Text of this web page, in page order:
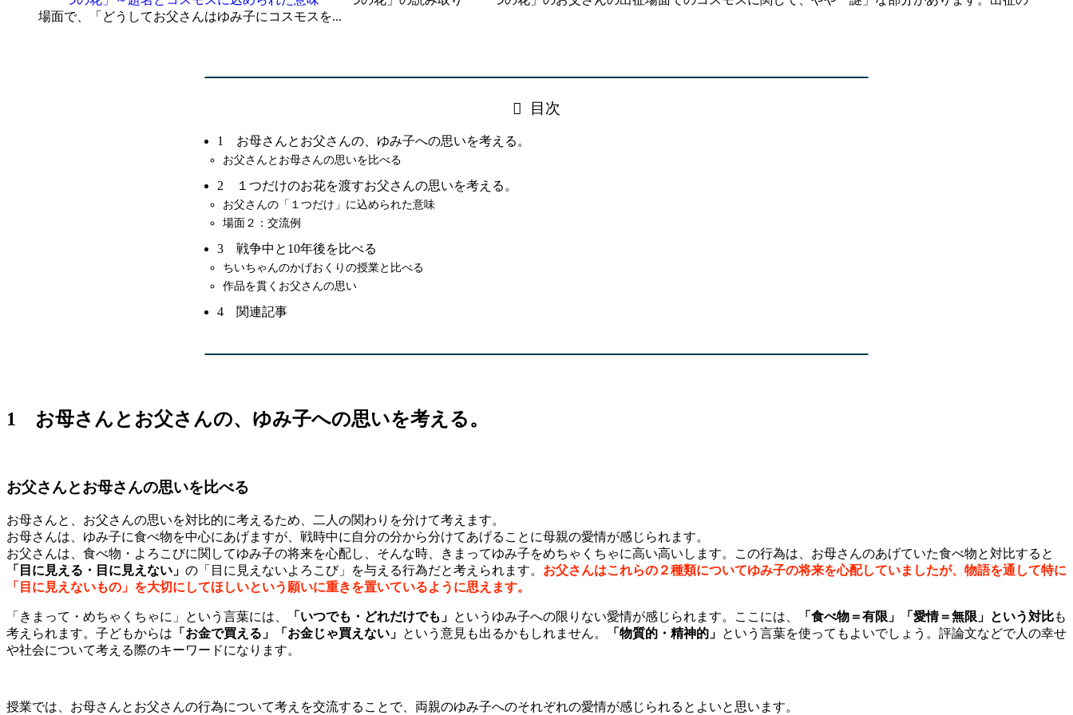
場面で、「どうしてお父さんはゆみ子にコスモスを...
目次
1 お母さんとお父さんの、ゆみ子への思いを考える。
お父さんとお母さんの思いを比べる
2 １つだけのお花を渡すお父さんの思いを考える。
お父さんの「１つだけ」に込められた意味
場面２：交流例
3 戦争中と10年後を比べる
ちいちゃんのかげおくりの授業と比べる
作品を貫くお父さんの思い
4 関連記事
1 お母さんとお父さんの、ゆみ子への思いを考える。
お父さんとお母さんの思いを比べる
お母さんと、お父さんの思いを対比的に考えるため、二人の関わりを分けて考えます。
お母さんは、ゆみ子に食べ物を中心にあげますが、戦時中に自分の分から分けてあげることに母親の愛情が感じられます。
お父さんは、食べ物・よろこびに関してゆみ子の将来を心配し、そんな時、きまってゆみ子をめちゃくちゃに高い高いします。この行為は、お母さんのあげていた食べ物と対比すると
「目に見える・目に見えない」 の「目に見えないよろこび」を与える行為だと考えられます。 お父さんはこれらの２種類についてゆみ子の将来を心配していましたが、物語を通して特に
「目に見えないもの」を大切にしてほしいという願いに重きを置いているように思えます。
「きまって・めちゃくちゃに」という言葉には、 「いつでも・どれだけでも」 というゆみ子への限りない愛情が感じられます。ここには、 「食べ物＝有限」「愛情＝無限」という対比も
考えられます。子どもからは 「お金で買える」「お金じゃ買えない」 という意見も出るかもしれません。 「物質的・精神的」 という言葉を使ってもよいでしょう。評論文などで人の幸せ
や社会について考える際のキーワードになります。
授業では、お母さんとお父さんの行為について考えを交流することで、両親のゆみ子へのそれぞれの愛情が感じられるとよいと思います。